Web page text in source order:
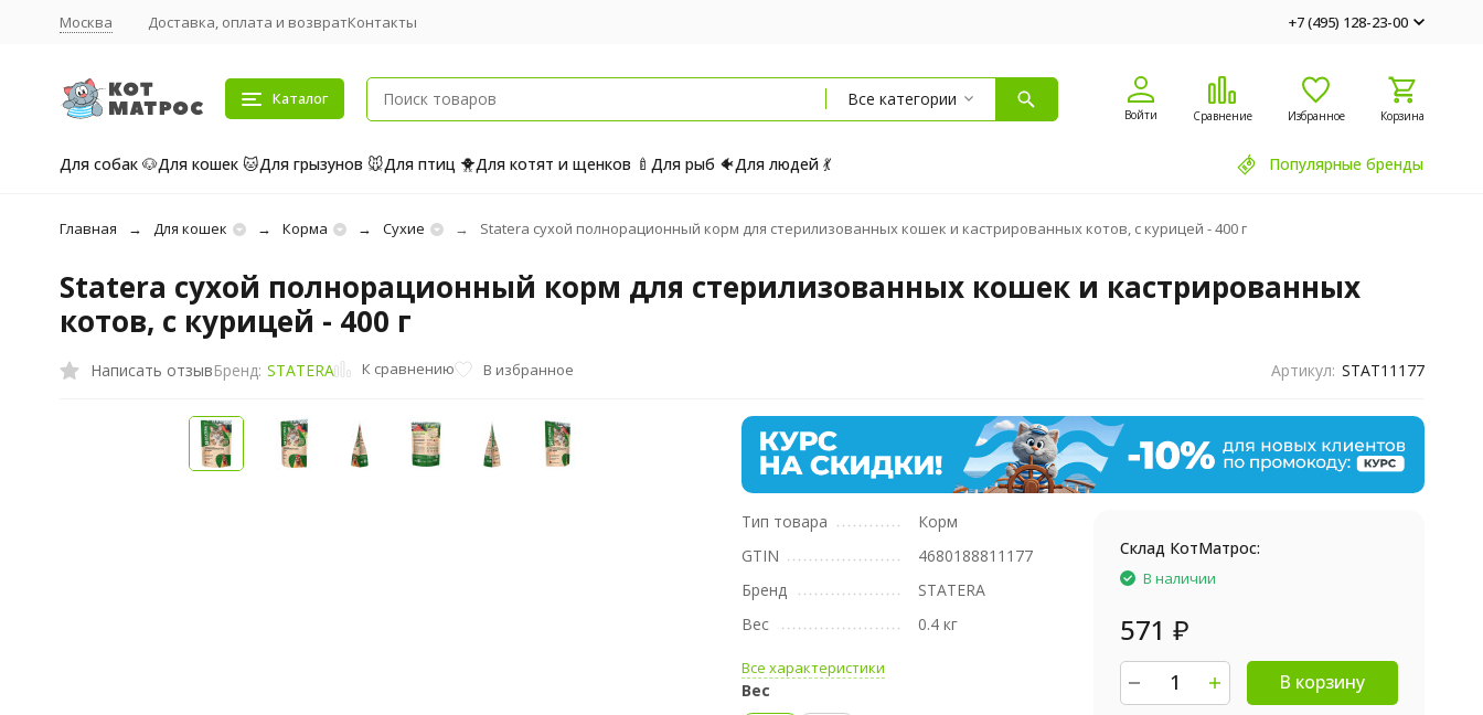
Москва Доставка, оплата и возвратКонтакты +7 (495) 128-23-00
Каталог Все категории
Войти Сравнение Избранное Корзина
Для собак 🐶Для кошек 🐱Для грызунов 🐭Для птиц 🐥Для котят и щенков 🍼 Для рыб 🐠Для людей 💃 Популярные бренды
Главная Для кошек Корма Сухие Statera сухой полнорационный корм для стерилизованных кошек и кастрированных котов, с курицей - 400 г
Statera сухой полнорационный корм для стерилизованных кошек и кастрированных
котов, с курицей - 400 г
Написать отзывБренд: STATERA К сравнению В избранное Артикул: STAT11177
Тип товара
Корм
GTIN
4680188811177
Бренд
STATERA
Вес
0.4 кг
Все характеристики
Вес
Склад КотМатрос:
В наличии
571 ₽
В корзину